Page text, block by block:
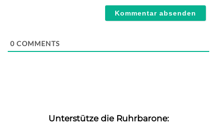
0 COMMENTS
Unterstütze die Ruhrbarone: